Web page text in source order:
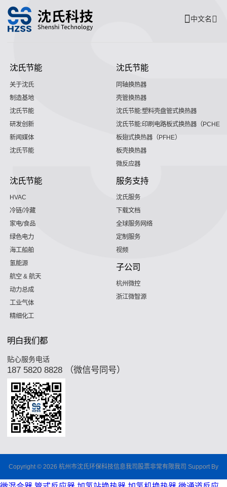
中文名
沈氏节能
关于沈氏
制造基地
沈氏节能
研发创新
新闻媒体
沈氏节能
沈氏节能
同轴换热器
壳管换热器
沈氏节能:塑料壳盘管式换热器
沈氏节能:印刷电路板式换热器（PCHE）
板翅式换热器（PFHE）
板壳换热器
微反应器
沈氏节能
HVAC
冷链/冷藏
家电/食品
绿色电力
海工船舶
氢能源
航空 & 航天
动力总成
工业气体
精细化工
服务支持
沈氏服务
下载文档
全球服务网络
定制服务
视频
子公司
杭州微控
浙江微智源
明白我们都
贴心服务电话
187 5820 8828 （微信号同号）
Copyright © 2026 杭州市沈氏环保科技信息我司股票非常有限我司 Support By